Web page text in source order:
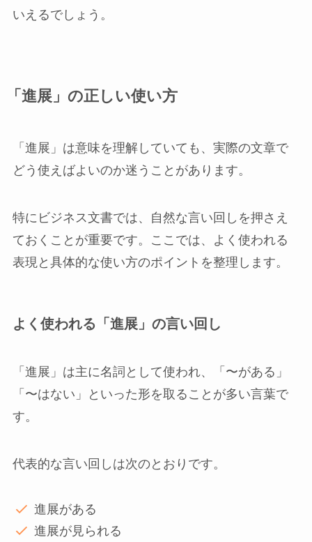
いえるでしょう。
「進展」の正しい使い方
「進展」は意味を理解していても、実際の文章で
どう使えばよいのか迷うことがあります。
特にビジネス文書では、自然な言い回しを押さえ
ておくことが重要です。ここでは、よく使われる
表現と具体的な使い方のポイントを整理します。
よく使われる「進展」の言い回し
「進展」は主に名詞として使われ、「〜がある」
「〜はない」といった形を取ることが多い言葉で
す。
代表的な言い回しは次のとおりです。
進展がある
進展が見られる